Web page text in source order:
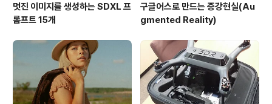
멋진 이미지를 생성하는 SDXL 프
롬프트 15개
구글어스로 만드는 증강현실(Au
gmented Reality)